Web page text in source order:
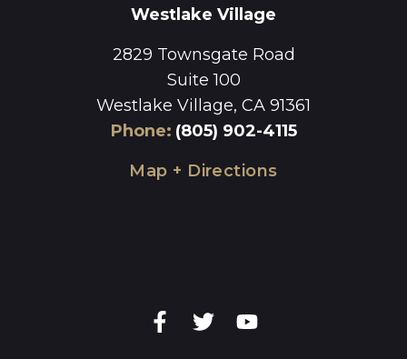
Westlake Village
2829 Townsgate Road
Suite 100
Westlake Village, CA 91361
Phone: (805) 902-4115
Map + Directions